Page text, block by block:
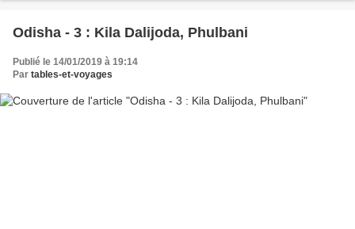
Odisha - 3 : Kila Dalijoda, Phulbani
Publié le 14/01/2019 à 19:14
Par tables-et-voyages